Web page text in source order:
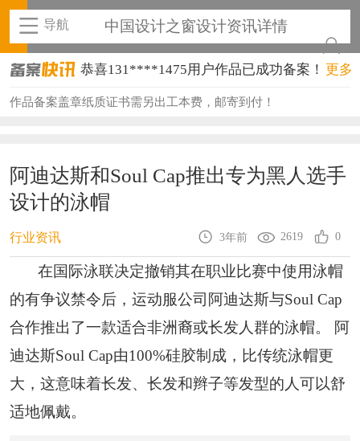
导航 中国设计之窗设计资讯详情
恭喜131****1475用户作品已成功备案！
恭喜133****8874用户作品已成功备案！
恭喜133****9020用户作品已成功备案！
恭喜136****9807用户作品已成功备案！
恭喜159****4930用户作品已成功备案！
恭喜150****6483用户作品已成功备案！
恭喜131****2473用户作品已成功备案！
恭喜159****4201用户作品已成功备案！
恭喜133****6466用户作品已成功备案！
更多
作品备案盖章纸质证书需另出工本费，邮寄到付！
阿迪达斯和Soul Cap推出专为黑人选手
设计的泳帽
行业资讯 3年前 2619 0
在国际泳联决定撤销其在职业比赛中使用泳帽
的有争议禁令后，运动服公司阿迪达斯与Soul Cap
合作推出了一款适合非洲裔或长发人群的泳帽。 阿
迪达斯Soul Cap由100%硅胶制成，比传统泳帽更
大，这意味着长发、长发和辫子等发型的人可以舒
适地佩戴。